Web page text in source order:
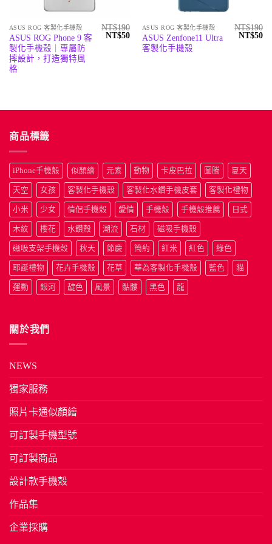
ASUS ROG 客製化手機殼
ASUS ROG Phone 9 客
製化手機殼｜專屬防
摔設計，打造獨特風
格
NT$190
原
NT$50目
ASUS ROG 客製化手機殼
ASUS Zenfone11 Ultra
客製化手機殼
NT$190
原
NT$50目
商品標籤
iPhone手機殼 似顏繪 元素 動物 卡皮巴拉 圖騰 夏天
天空 女孩 客製化手機殼 客製化水鑽手機皮套 客製化禮物
小米 少女 情侶手機殼 愛情 手機殼 手機殼推薦 日式
木紋 櫻花 水鑽殼 潮流 石材 磁吸手機殼
磁吸支架手機殼 秋天 節慶 簡約 紅米 紅色 綠色
耶誕禮物 花卉手機殼 花草 華為客製化手機殼 藍色 貓
運動 銀河 靛色 風景 骷髏 黑色 龍
關於我們
NEWS
獨家服務
照片卡通似顏繪
可訂製手機型號
可訂製商品
設計款手機殼
作品集
企業採購